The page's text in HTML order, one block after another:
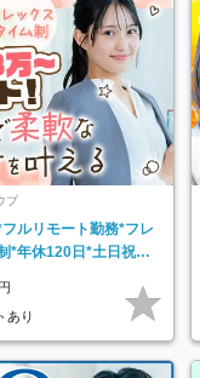
ブ
ルリモート勤務*フレ
*年休120日*土日祝休
あり